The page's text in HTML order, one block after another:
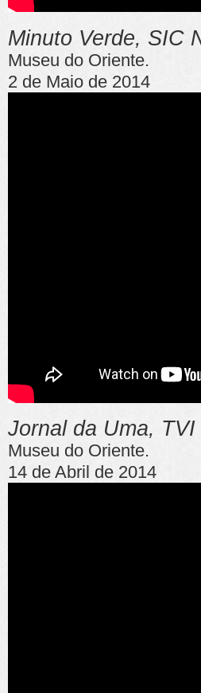
Minuto Verde, SIC
Museu do Oriente.
2 de Maio de 2014
Jornal da Uma, TVI
Museu do Oriente.
14 de Abril de 2014